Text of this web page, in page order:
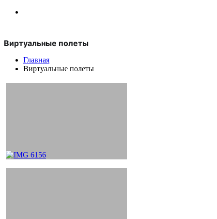
Виртуальные полеты
Главная
Виртуальные полеты